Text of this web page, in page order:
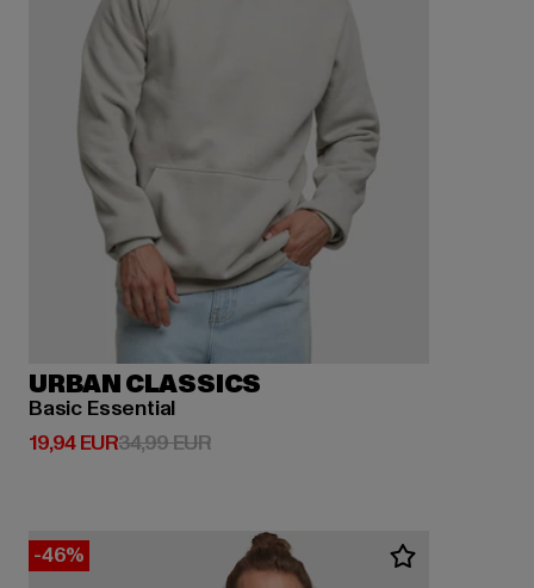
URBAN CLASSICS
Basic Essential
19,94 EUR
Derzeitiger Preis: 19,94 EUR
34,99 EURAktionspreis: 34,99 EUR
-46%